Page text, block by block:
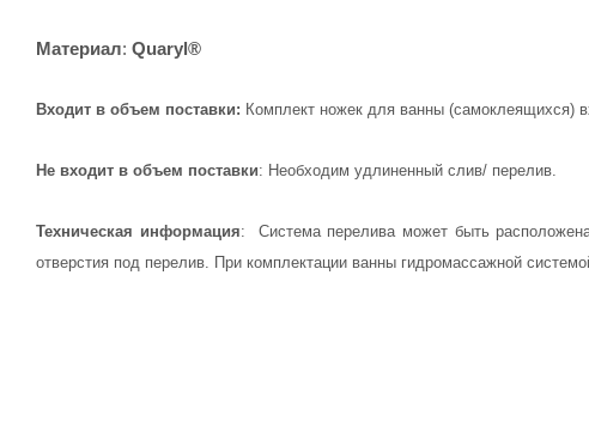
Материал: Quaryl®
Входит в объем поставки: Комплект ножек для ванны (самоклеящихся)
Не входит в объем поставки: Необходим удлиненный слив/ перелив.
Техническая информация: Cистема перелива может быть
отверстия под перелив. При комплектации ванны гидромассажной